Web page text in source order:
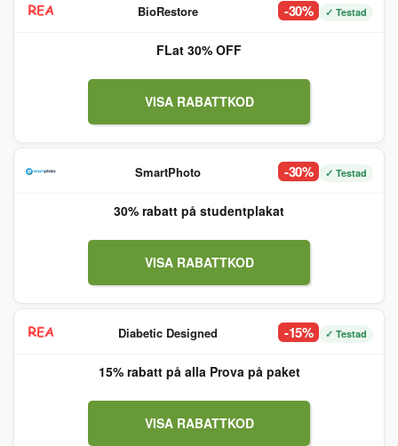
BioRestore -30% ✓ Testad
FLat 30% OFF
VISA RABATTKOD
SmartPhoto -30% ✓ Testad
30% rabatt på studentplakat
VISA RABATTKOD
Diabetic Designed -15% ✓ Testad
15% rabatt på alla Prova på paket
VISA RABATTKOD